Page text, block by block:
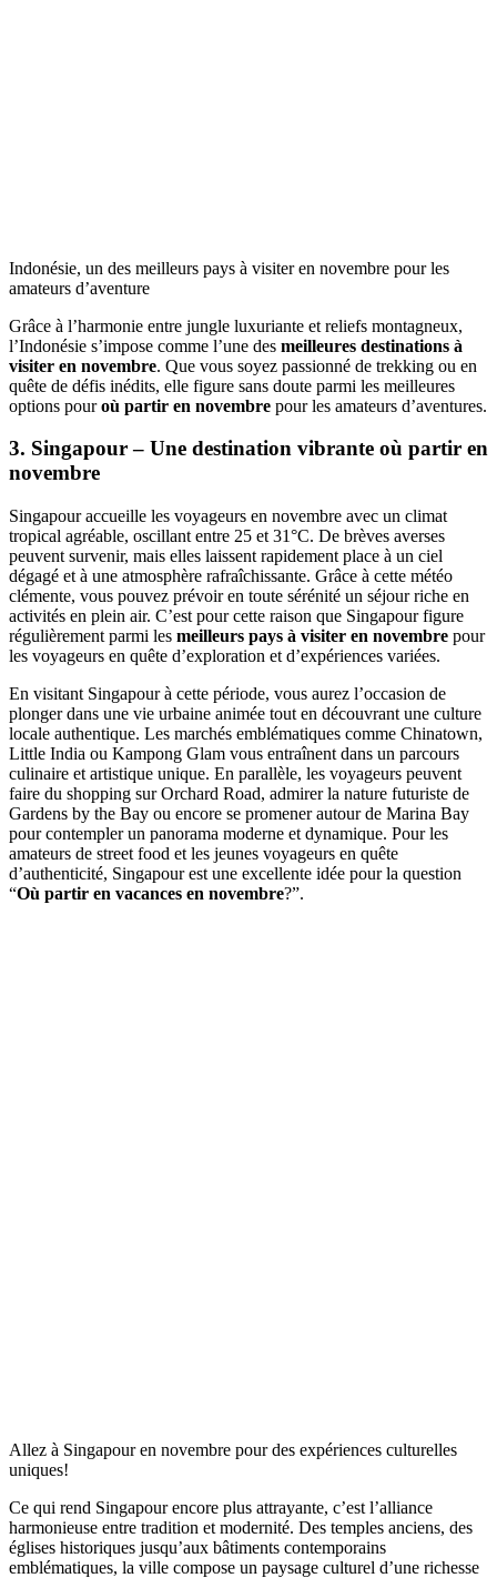
Indonésie, un des meilleurs pays à visiter en novembre pour les
amateurs d’aventure
Grâce à l’harmonie entre jungle luxuriante et reliefs montagneux,
l’Indonésie s’impose comme l’une des meilleures destinations à
visiter en novembre. Que vous soyez passionné de trekking ou en
quête de défis inédits, elle figure sans doute parmi les meilleures
options pouroù partir en novembre pour les amateurs d’aventures.
3. Singapour – Une destination vibrante où partir en
novembre
Singapour accueille les voyageurs en novembre avec un climat
tropical agréable, oscillant entre 25 et 31°C. De brèves averses
peuvent survenir, mais elles laissent rapidement place à un ciel
dégagé et à une atmosphère rafraîchissante. Grâce à cette météo
clémente, vous pouvez prévoir en toute sérénité un séjour riche en
activités en plein air. C’est pour cette raison que Singapour figure
régulièrement parmi les meilleurs pays à visiter en novembre pour
les voyageurs en quête d’exploration et d’expériences variées.
En visitant Singapour à cette période, vous aurez l’occasion de
plonger dans une vie urbaine animée tout en découvrant une culture
locale authentique. Les marchés emblématiques comme Chinatown,
Little India ou Kampong Glam vous entraînent dans un parcours
culinaire et artistique unique. En parallèle, les voyageurs peuvent
faire du shopping sur Orchard Road, admirer la nature futuriste de
Gardens by the Bay ou encore se promener autour de Marina Bay
pour contempler un panorama moderne et dynamique. Pour les
amateurs de street food et les jeunes voyageurs en quête
d’authenticité, Singapour est une excellente idée pour la question
“Où partir en vacances en novembre?”.
Allez à Singapour en novembre pour des expériences culturelles
uniques!
Ce qui rend Singapour encore plus attrayante, c’est l’alliance
harmonieuse entre tradition et modernité. Des temples anciens, des
églises historiques jusqu’aux bâtiments contemporains
emblématiques, la ville compose un paysage culturel d’une richesse